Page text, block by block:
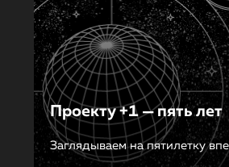
Проекту +1 — пять лет
Заглядываем на пятилетку